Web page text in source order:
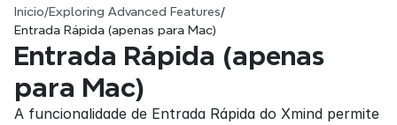
Início/Exploring Advanced Features/
Entrada Rápida (apenas para Mac)
Entrada Rápida (apenas
para Mac)
A funcionalidade de Entrada Rápida do Xmind permite